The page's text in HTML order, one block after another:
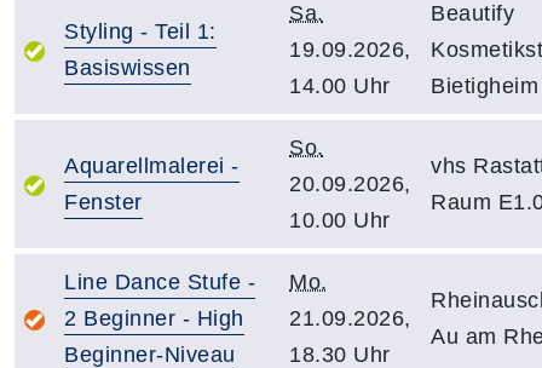
Styling - Teil 1:
Basiswissen
Sa.
19.09.2026,
14.00 Uhr
Beautify
Bietigheim
Aquarellmalerei -
Fenster
So.
20.09.2026,
10.00 Uhr
vhs
Raum
Line Dance Stufe -
2 Beginner - High
Beginner-Niveau
Mo.
21.09.2026,
18.30 Uhr
Au am